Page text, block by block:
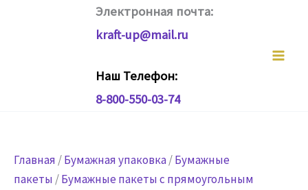
Электронная почта:
kraft-up@mail.ru
Наш Телефон:
8-800-550-03-74
Главная /Бумажная упаковка/Бумажные
пакеты /Бумажные пакеты с прямоугольным